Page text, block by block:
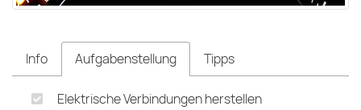
Info Aufgabenstellung Tipps
Elektrische Verbindungen herstellen